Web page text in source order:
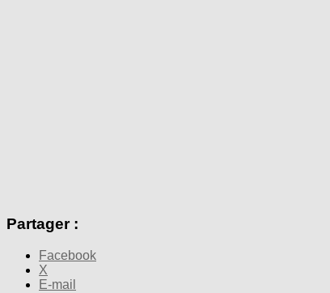
Partager :
Facebook
X
E-mail